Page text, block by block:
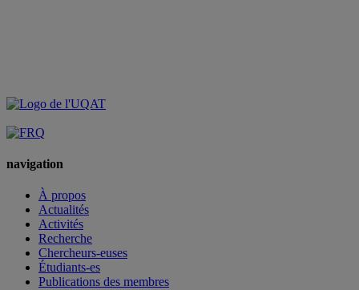
navigation
À propos
Actualités
Activités
Recherche
Chercheurs-euses
Étudiants-es
Publications des membres